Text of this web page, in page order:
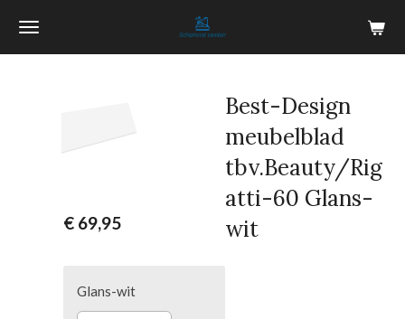
Ga
Best-Design
meubelblad
tbv.Beauty/Rig
atti-60 Glans-
wit
€ 69,95
Glans-wit